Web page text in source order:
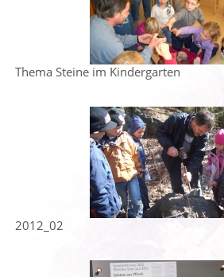
Thema Steine im Kindergarten
2012_02